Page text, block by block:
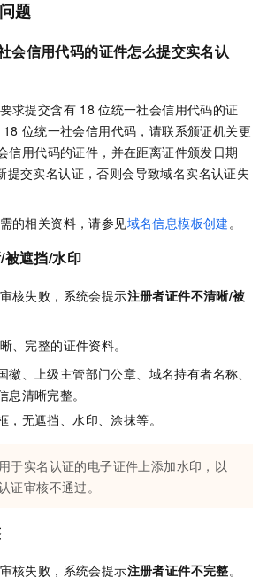
题
会信用代码的证件怎么提交实名认
求提交含有 18 位统一社会信用代码的证
18 位统一社会信用代码，请联系颁证机关更
信用代码的证件，并在距离证件颁发日期
提交实名认证，否则会导致域名实名认证失
的相关资料，请参见域名信息模板创建。
遮挡/水印
核失败，系统会提示注册者证件不清晰/被
、完整的证件资料。
徽、上级主管部门公章、域名持有者名称、
清晰完整。
，无遮挡、水印、涂抹等。
于实名认证的电子证件上添加水印，以
证审核不通过。
核失败，系统会提示注册者证件不完整。